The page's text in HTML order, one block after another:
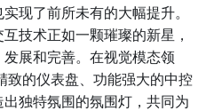
现了前所未有的大幅提升。
技术正如一颗璀璨的新星，
展和完善。在视觉模态领
致的仪表盘、功能强大的中控
独特氛围的氛围灯，共同为